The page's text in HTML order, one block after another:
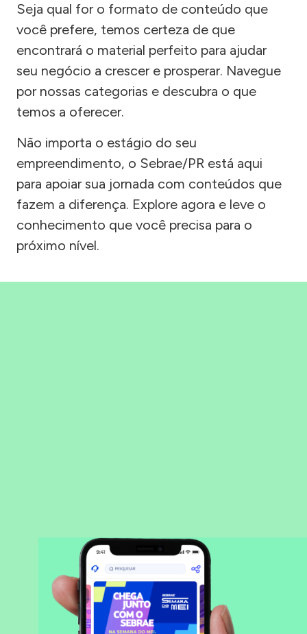
Seja qual for o formato de conteúdo que
você prefere, temos certeza de que
encontrará o material perfeito para ajudar
seu negócio a crescer e prosperar. Navegue
por nossas categorias e descubra o que
temos a oferecer.
Não importa o estágio do seu
empreendimento, o Sebrae/PR está aqui
para apoiar sua jornada com conteúdos que
fazem a diferença. Explore agora e leve o
conhecimento que você precisa para o
próximo nível.